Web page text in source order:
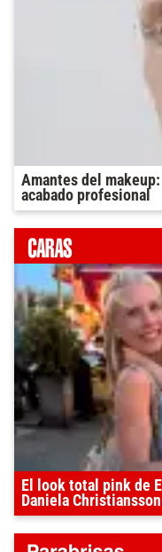
Amantes del
acabado profesional
El look total pink de
Daniela